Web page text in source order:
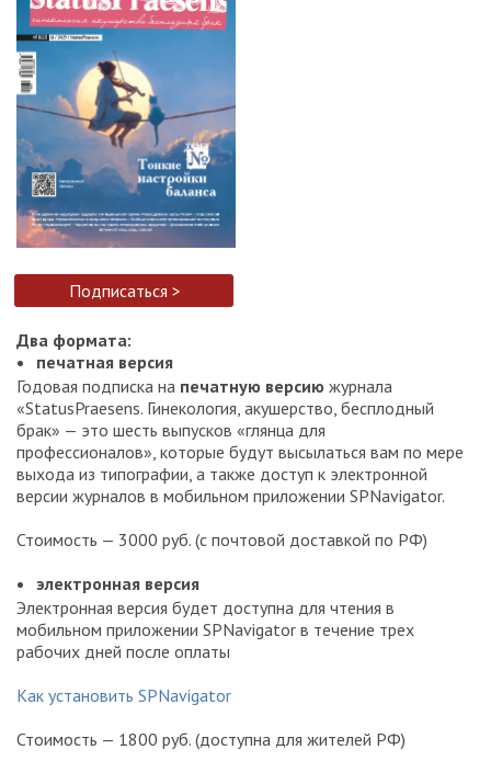
Подписаться >
Два формата:
печатная версия
Годовая подписка на печатную версию журнала
«StatusPraesens. Гинекология, акушерство, бесплодный
брак» — это шесть выпусков «глянца для
профессионалов», которые будут высылаться вам по мере
выхода из типографии, а также доступ к электронной
версии журналов в мобильном приложении SPNavigator.
Стоимость — 3000 руб. (с почтовой доставкой по РФ)
электронная версия
Электронная версия будет доступна для чтения в
мобильном приложении SPNavigator в течение трех
рабочих дней после оплаты
Как установить SPNavigator
Стоимость — 1800 руб. (доступна для жителей РФ)